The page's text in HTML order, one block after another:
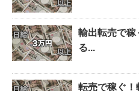
輸出転売で稼
る...
転売で稼ぐ！